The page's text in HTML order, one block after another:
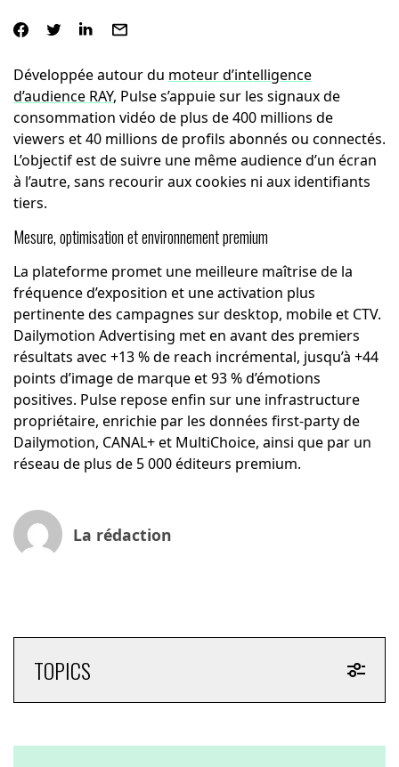
Développée autour du moteur d’intelligence
d’audience RAY, Pulse s’appuie sur les signaux de
consommation vidéo de plus de 400 millions de
viewers et 40 millions de profils abonnés ou connectés.
L’objectif est de suivre une même audience d’un écran
à l’autre, sans recourir aux cookies ni aux identifiants
tiers.
Mesure, optimisation et environnement premium
La plateforme promet une meilleure maîtrise de la
fréquence d’exposition et une activation plus
pertinente des campagnes sur desktop, mobile et CTV.
Dailymotion Advertising met en avant des premiers
résultats avec +13 % de reach incrémental, jusqu’à +44
points d’image de marque et 93 % d’émotions
positives. Pulse repose enfin sur une infrastructure
propriétaire, enrichie par les données first-party de
Dailymotion, CANAL+ et MultiChoice, ainsi que par un
réseau de plus de 5 000 éditeurs premium.
La rédaction
TOPICS